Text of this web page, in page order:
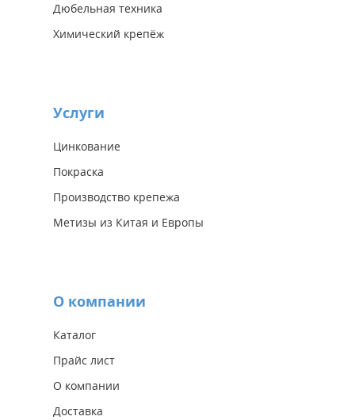
Дюбельная техника
Химический крепёж
Услуги
Цинкование
Покраска
Производство крепежа
Метизы из Китая и Европы
О компании
Каталог
Прайс лист
О компании
Доставка